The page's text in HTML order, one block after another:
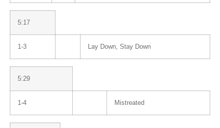
5:17
1-3 Lay Down, Stay Down
5:29
1-4 Mistreated